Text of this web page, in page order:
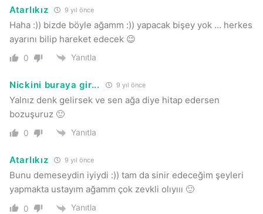
Atarlıkız 9 yıl önce
Haha :)) bizde böyle ağamm :)) yapacak bişey yok … herkes
ayarını bilip hareket edecek 😉
0 Yanıtla
Nickini buraya gir... 9 yıl önce
Yalnız denk gelirsek ve sen ağa diye hitap edersen
bozuşuruz 🙂
0 Yanıtla
Atarlıkız 9 yıl önce
Bunu demeseydin iyiydi :)) tam da sinir edeceğim şeyleri
yapmakta ustayım ağamm çok zevkli olıyııı 🙂
0 Yanıtla